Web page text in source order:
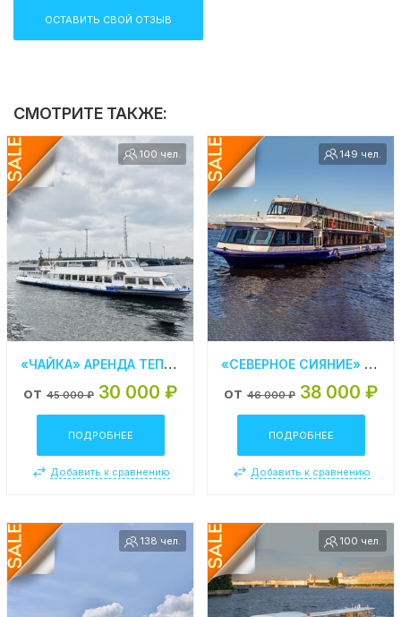
ОСТАВИТЬ СВОЙ ОТЗЫВ
СМОТРИТЕ ТАКЖЕ:
100 чел.
«ЧАЙКА» АРЕНДА ТЕПЛОХОДА В СПБ
от 45 000 ₽ 30 000 ₽
ПОДРОБНЕЕ
Добавить к сравнению
149 чел.
«СЕВЕРНОЕ СИЯНИЕ» АРЕНДА ТЕПЛОХОДА В СПБ
от 46 000 ₽ 38 000 ₽
ПОДРОБНЕЕ
Добавить к сравнению
138 чел. 100 чел.